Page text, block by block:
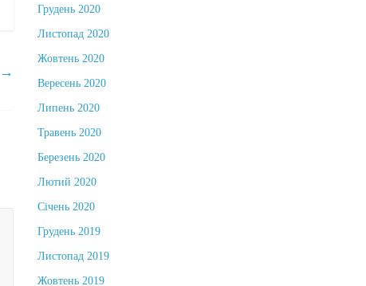
→
Грудень 2020
Листопад 2020
Жовтень 2020
Вересень 2020
Липень 2020
Травень 2020
Березень 2020
Лютий 2020
Січень 2020
Грудень 2019
Листопад 2019
Жовтень 2019